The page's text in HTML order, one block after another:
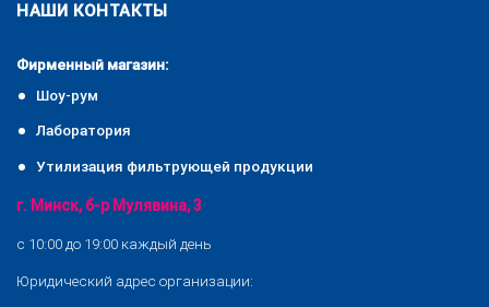
НАШИ КОНТАКТЫ
Фирменный магазин:
Шоу-рум
Лаборатория
Утилизация фильтрующей продукции
г. Минск, б-р Мулявина, 3
с 10:00 до 19:00 каждый день
Юридический адрес организации: